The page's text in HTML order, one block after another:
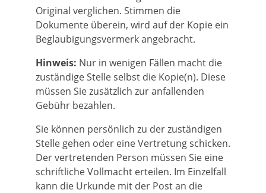
Original verglichen. Stimmen die
Dokumente überein, wird auf der Kopie ein
Beglaubigungsvermerk angebracht.
Hinweis: Nur in wenigen Fällen macht die
zuständige Stelle selbst die Kopie(n). Diese
müssen Siezusätzlich zur anfallenden
Gebühr bezahlen.
Sie können persönlich zu der zuständigen
Stelle gehen oder eine Vertretung schicken.
Der vertretenden Person müssen Sie eine
schriftliche Vollmacht erteilen. Im Einzelfall
kann die Urkunde mit der Post an die